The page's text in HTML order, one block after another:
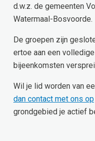
d.w.z. de gemeenten
Watermaal-Bosvoorde.
De groepen zijn
ertoe aan een
bijeenkomsten
Wil je lid worden van
dan contact met ons op
grondgebied je actief